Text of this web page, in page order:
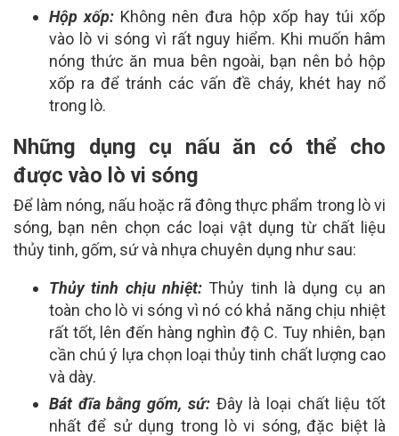
Hộp xốp: Không nên đưa hộp xốp hay túi xốp
vào lò vi sóng vì rất nguy hiểm. Khi muốn hâm
nóng thức ăn mua bên ngoài, bạn nên bỏ hộp
xốp ra để tránh các vấn đề cháy, khét hay nổ
trong lò.
Những dụng cụ nấu ăn có thể cho
được vào lò vi sóng
Để làm nóng, nấu hoặc rã đông thực phẩm trong lò vi
sóng, bạn nên chọn các loại vật dụng từ chất liệu
thủy tinh, gốm, sứ và nhựa chuyên dụng như sau:
Thủy tinh chịu nhiệt: Thủy tinh là dụng cụ an
toàn cho lò vi sóng vì nó có khả năng chịu nhiệt
rất tốt, lên đến hàng nghìn độ C. Tuy nhiên, bạn
cần chú ý lựa chọn loại thủy tinh chất lượng cao
và dày.
Bát đĩa bằng gốm, sứ:Đây là loại chất liệu tốt
nhất để sử dụng trong lò vi sóng, đặc biệt là